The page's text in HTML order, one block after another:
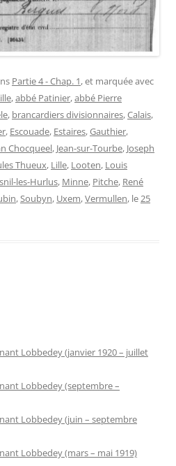
Partie 4 - Chap. 1, et marquée avec
,abbé Patinier,abbé Pierre
, brancardiers divisionnaires,Calais,
, Escouade, Estaires,Gauthier,
Chocqueel, Jean-sur-Tourbe, Joseph
Thueux, Lille, Looten, Louis
les-Hurlus, Minne, Pitche, René
,Soubyn, Uxem,Vermullen, le25
Lobbedey (janvier 1920 – juillet
Lobbedey (septembre –
Lobbedey (juin – septembre
Lobbedey (mars – mai 1919)